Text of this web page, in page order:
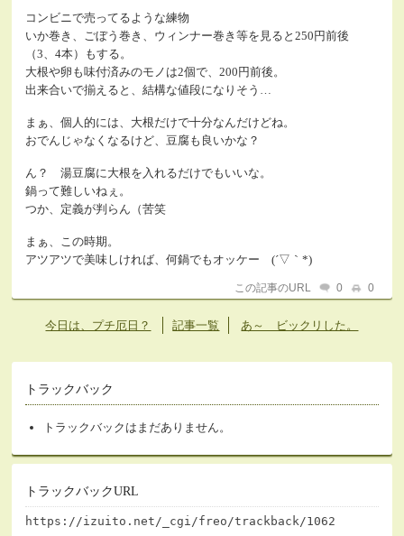
コンビニで売ってるような練物
いか巻き、ごぼう巻き、ウィンナー巻き等を見ると250円前後
（3、4本）もする。
大根や卵も味付済みのモノは2個で、200円前後。
出来合いで揃えると、結構な値段になりそう…
まぁ、個人的には、大根だけで十分なんだけどね。
おでんじゃなくなるけど、豆腐も良いかな？
ん？ 湯豆腐に大根を入れるだけでもいいな。
鍋って難しいねぇ。
つか、定義が判らん（苦笑
まぁ、この時期。
アツアツで美味しければ、何鍋でもオッケー (´▽｀*)
この記事のURL 0 0
今日は、プチ厄日？ 記事一覧 あ～ ビックリした。
トラックバック
トラックバックはまだありません。
トラックバックURL
https://izuito.net/_cgi/freo/trackback/1062